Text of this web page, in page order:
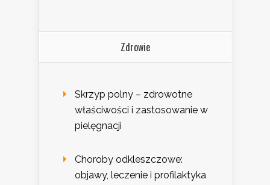
Zdrowie
Skrzyp polny – zdrowotne
właściwości i zastosowanie w
pielęgnacji
Choroby odkleszczowe:
objawy, leczenie i profilaktyka